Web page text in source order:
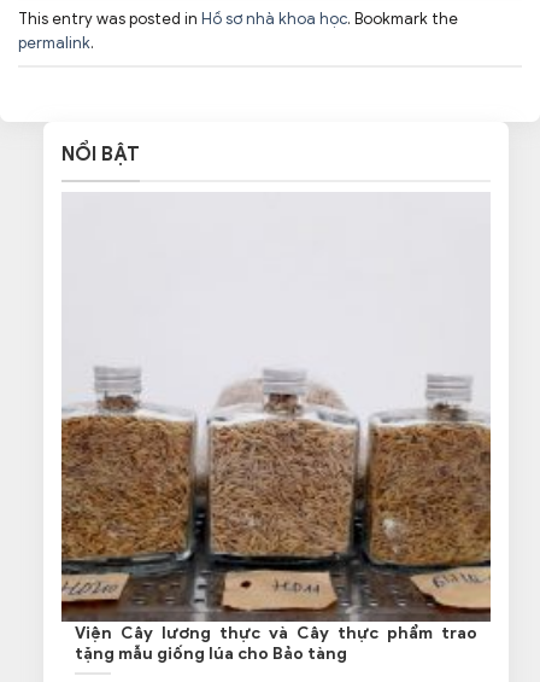
This entry was posted in Hồ sơ nhà khoa học. Bookmark the
permalink.
NỔI BẬT
Viện Cây lương thực và Cây thực phẩm trao
tặng mẫu giống lúa cho Bảo tàng